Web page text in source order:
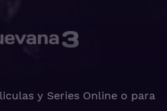
y Series Online o para